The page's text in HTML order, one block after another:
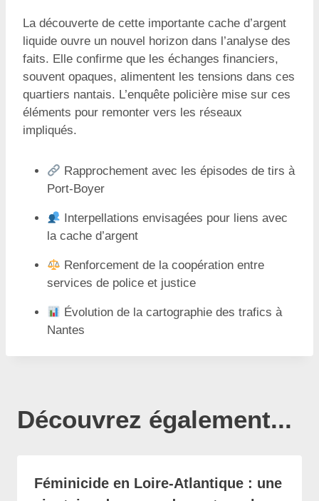
La découverte de cette importante cache d’argent
liquide ouvre un nouvel horizon dans l’analyse des
faits. Elle confirme que les échanges financiers,
souvent opaques, alimentent les tensions dans ces
quartiers nantais. L’enquête policière mise sur ces
éléments pour remonter vers les réseaux
impliqués.
Rapprochement avec les épisodes de tirs à
Port-Boyer
Interpellations envisagées pour liens avec
la cache d’argent
Renforcement de la coopération entre
services de police et justice
Évolution de la cartographie des trafics à
Nantes
Découvrez également...
Féminicide en Loire-Atlantique : une